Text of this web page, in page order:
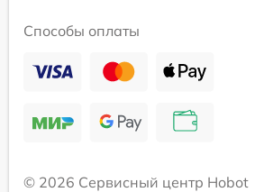
Способы оплаты
© 2026 Сервисный центр Hobot